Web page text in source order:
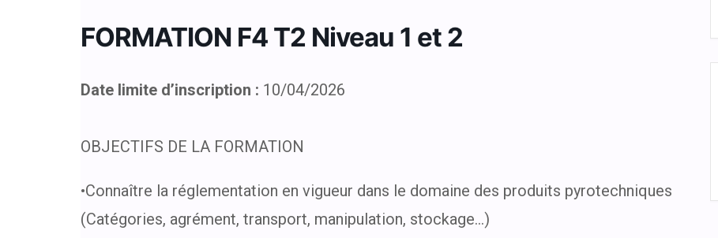
FORMATION F4 T2 Niveau 1 et 2
Date limite d’inscription : 10/04/2026
OBJECTIFS DE LA FORMATION
•Connaître la réglementation en vigueur dans le domaine des produits pyrotechniques
(Catégories, agrément, transport, manipulation, stockage…)